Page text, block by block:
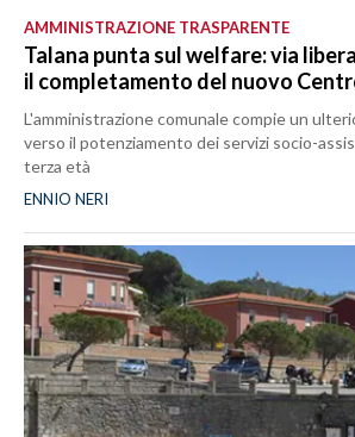
AMMINISTRAZIONE TRASPARENTE
Talana punta sul welfare: via
il completamento del nuovo
L'amministrazione comunale compie un
verso il potenziamento dei servizi socio-
terza età
ENNIO NERI